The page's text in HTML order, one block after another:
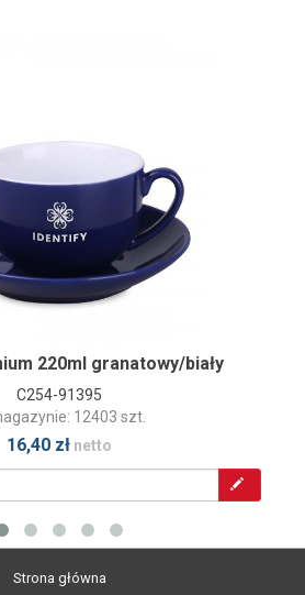
220ml granatowy/biały
C254-91395
12403 szt.
16,40 zł netto
Strona główna